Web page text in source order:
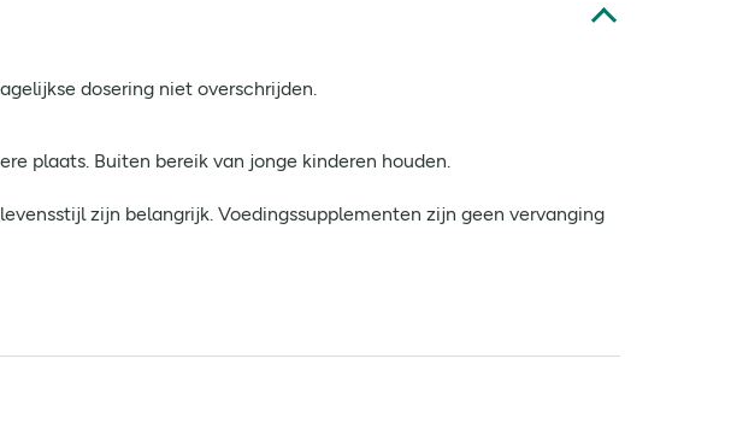
dosering niet overschrijden.
plaats. Buiten bereik van jonge kinderen houden.
zijn belangrijk. Voedingssupplementen zijn geen vervanging